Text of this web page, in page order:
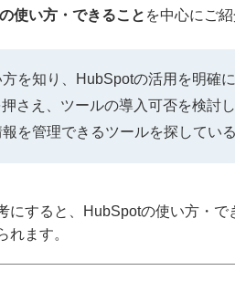
使い方・できること を中心にご紹
を知り、HubSpotの活用を明確
さえ、ツールの導入可否を検討
を管理できるツールを探している
にすると、HubSpotの使い方・
れます。